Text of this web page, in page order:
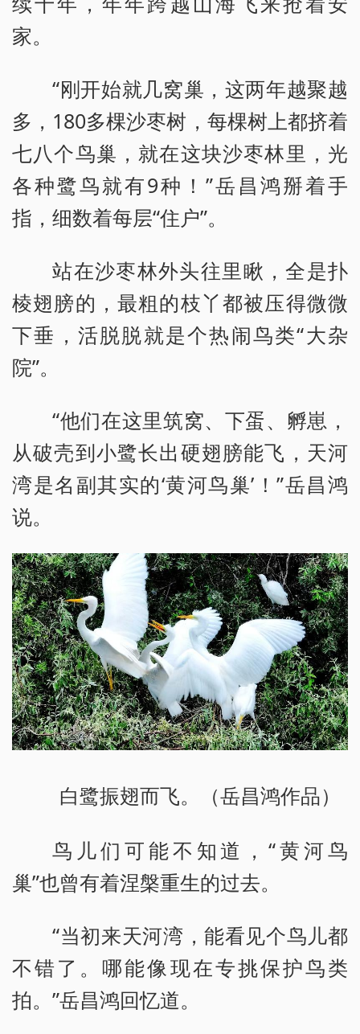
家。
“刚开始就几窝巢，这两年越聚越
多，180多棵沙枣树，每棵树上都挤着
七八个鸟巢，就在这块沙枣林里，光
各种鹭鸟就有9种！”岳昌鸿掰着手
指，细数着每层“住户”。
站在沙枣林外头往里瞅，全是扑
棱翅膀的，最粗的枝丫都被压得微微
下垂，活脱脱就是个热闹鸟类“大杂
院”。
“他们在这里筑窝、下蛋、孵崽，
从破壳到小鹭长出硬翅膀能飞，天河
湾是名副其实的‘黄河鸟巢’！”岳昌鸿
说。
白鹭振翅而飞。（岳昌鸿作品）
鸟儿们可能不知道，“黄河鸟
巢”也曾有着涅槃重生的过去。
“当初来天河湾，能看见个鸟儿都
不错了。哪能像现在专挑保护鸟类
拍。”岳昌鸿回忆道。